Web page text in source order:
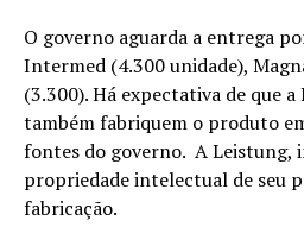
O governo aguarda a entrega
Intermed (4.300 unidade),
(3.300). Há expectativa de que a
também fabriquem o produto
fontes do governo. A Leistung,
propriedade intelectual de seu
fabricação.